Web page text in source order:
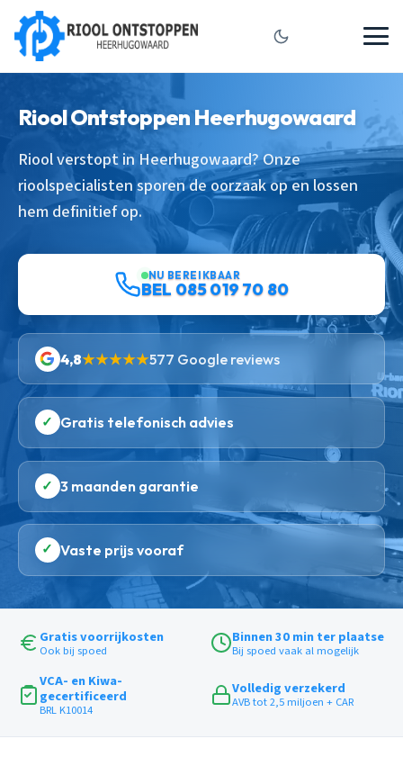
Riool Ontstoppen Heerhugowaard
Riool verstopt in Heerhugowaard? Onze
rioolspecialisten sporen de oorzaak op en lossen
hem definitief op.
NU BEREIKBAAR
BEL 085 019 70 80
4,8★★★★★577 Google reviews
✓ Gratis telefonisch advies
✓ 3 maanden garantie
✓ Vaste prijs vooraf
Gratis voorrijkosten
Ook bij spoed
Binnen 30 min ter plaatse
Bij spoed vaak al mogelijk
VCA- en Kiwa-
gecertificeerd
BRL K10014
Volledig verzekerd
AVB tot 2,5 miljoen + CAR